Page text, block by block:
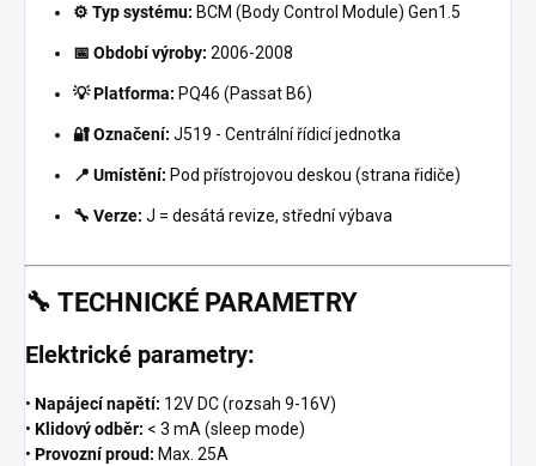
⚙️ Typ systému: BCM (Body Control Module) Gen1.5
📅 Období výroby: 2006-2008
💡 Platforma: PQ46 (Passat B6)
🔐 Označení: J519 - Centrální řídicí jednotka
📍 Umístění: Pod přístrojovou deskou (strana řidiče)
🔧 Verze: J = desátá revize, střední výbava
🔧 TECHNICKÉ PARAMETRY
Elektrické parametry:
• Napájecí napětí: 12V DC (rozsah 9-16V)
• Klidový odběr: < 3 mA (sleep mode)
• Provozní proud: Max. 25A